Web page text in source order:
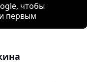
чтобы
первым